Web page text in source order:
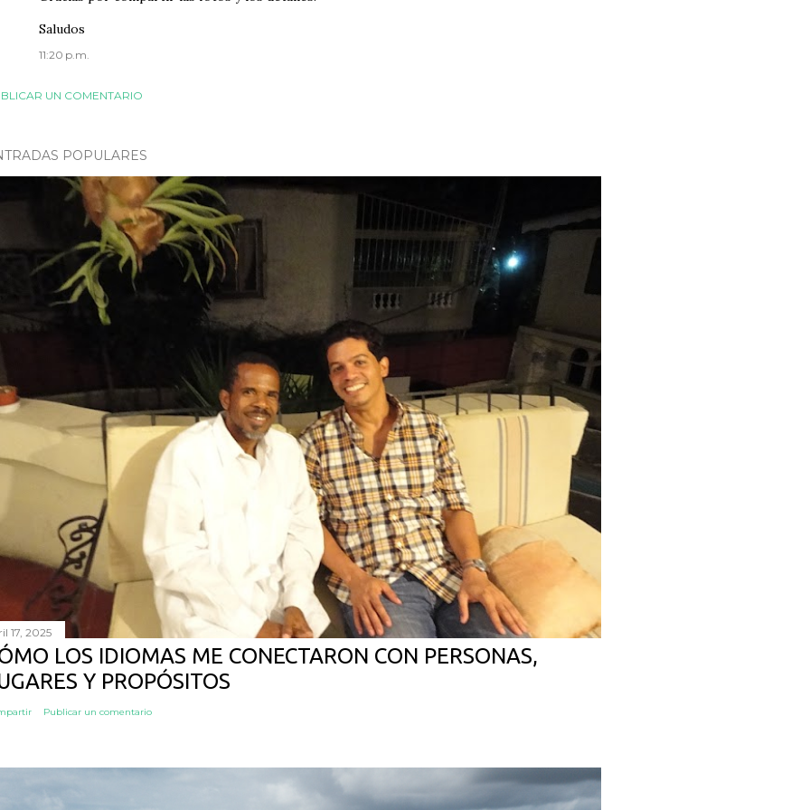
Saludos
11:20 p.m.
UN COMENTARIO
POPULARES
17, 2025
LOS IDIOMAS ME CONECTARON CON PERSONAS,
Y PROPÓSITOS
Publicar un comentario